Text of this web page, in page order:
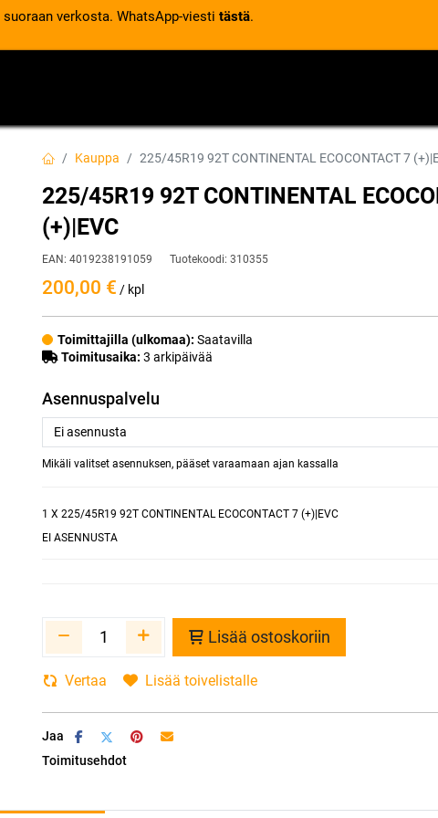
suoraan verkosta. WhatsApp-viesti tästä.
Kauppa 225/45R19 92T CONTINENTAL ECOCONTACT 7
225/45R19 92T CONTINENTAL
(+)|EVC
EAN: 4019238191059 Tuotekoodi: 310355
200,00 € / kpl
Toimittajilla (ulkomaa): Saatavilla
Toimitusaika: 3 arkipäivää
Asennuspalvelu
Mikäli valitset asennuksen, pääset varaamaan ajan kassalla
1 X 225/45R19 92T CONTINENTAL ECOCONTACT 7 (+)|EVC
EI ASENNUSTA
Lisää ostoskoriin
Vertaa Lisää toivelistalle
Jaa
Toimitusehdot